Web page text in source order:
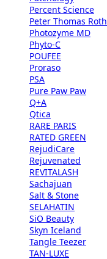
Percent Science
Peter Thomas Roth
Photozyme MD
Phyto-C
POUFEE
Proraso
PSA
Pure Paw Paw
Q+A
Qtica
RARE PARIS
RATED GREEN
RejudiCare
Rejuvenated
REVITALASH
Sachajuan
Salt & Stone
SELAHATIN
SiO Beauty
Skyn Iceland
Tangle Teezer
TAN-LUXE